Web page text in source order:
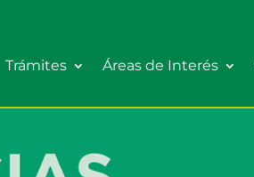
Trámites Áreas de Interés